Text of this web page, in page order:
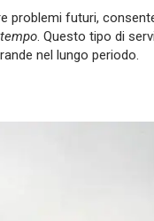
problemi futuri,
. Questo tipo di
nel lungo periodo.